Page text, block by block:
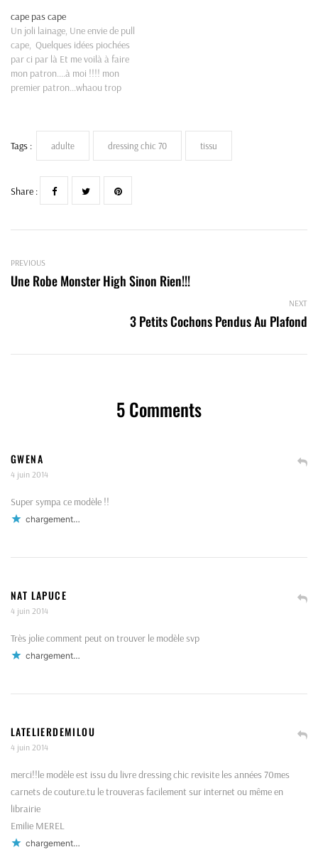
jamais mieux servi que par soit…
cape pas cape
Un joli lainage, Une envie de pull
cape, Quelques idées piochées
par ci par là Et me voilà à faire
mon patron....à moi !!!! mon
premier patron...whaou trop
partie du patron de la cape
issue du livre dressing chic que…
Tags : adulte dressing chic 70 tissu
Share :
PREVIOUS
Une Robe Monster High Sinon Rien!!!
NEXT
3 Petits Cochons Pendus Au Plafond
5 Comments
GWENA
4 juin 2014
Super sympa ce modèle !!
chargement…
NAT LAPUCE
4 juin 2014
Très jolie comment peut on trouver le modèle svp
chargement…
LATELIERDEMILOU
4 juin 2014
merci!!le modèle est issu du livre dressing chic revisite les années 70mes
carnets de couture.tu le trouveras facilement sur internet ou même en
librairie
Emilie MEREL
chargement…